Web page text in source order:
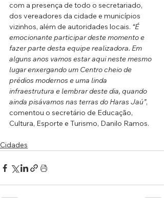
com a presença de todo o secretariado,
dos vereadores da cidade e municípios
vizinhos, além de autoridades locais. “É
emocionante participar deste momento e
fazer parte desta equipe realizadora. Em
alguns anos vamos estar aqui neste mesmo
lugar enxergando um Centro cheio de
prédios modernos e uma linda
infraestrutura e lembrar deste dia, quando
ainda pisávamos nas terras do Haras Jaú”,
comentou o secretário de Educação,
Cultura, Esporte e Turismo, Danilo Ramos.
Cidades